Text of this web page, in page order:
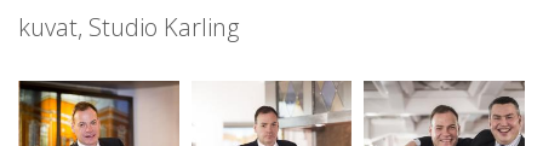
kuvat, Studio Karling